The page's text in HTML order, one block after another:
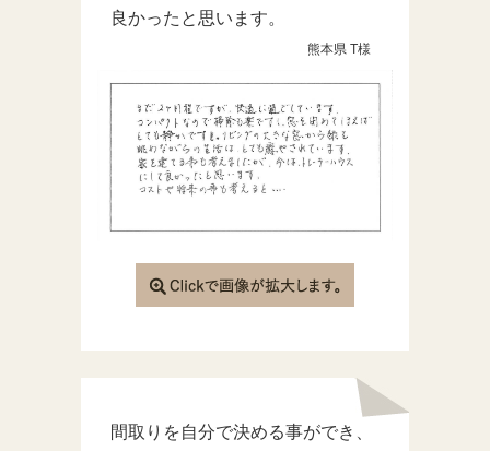
良かったと思います。
熊本県 T様
間取りを自分で決める事ができ、